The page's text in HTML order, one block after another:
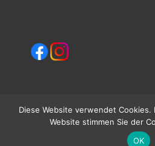
Diese Website verwendet
Website stimmen Sie der
OK